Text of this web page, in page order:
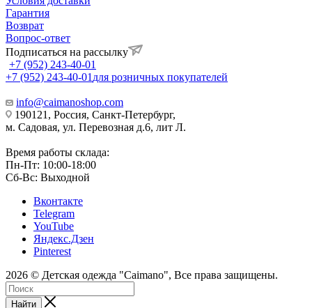
Гарантия
Возврат
Вопрос-ответ
Подписаться на рассылку
+7 (952) 243-40-01
+7 (952) 243-40-01 для розничных покупателей
info@caimanoshop.com
190121, Россия, Санкт-Петербург,
м. Садовая, ул. Перевозная д.6, лит Л.
Время работы склада:
Пн-Пт: 10:00-18:00
Сб-Вс: Выходной
Вконтакте
Telegram
YouTube
Яндекс.Дзен
Pinterest
2026 © Детская одежда "Caimano", Все права защищены.
Найти